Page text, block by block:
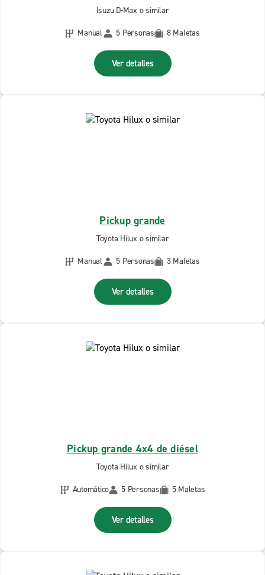
Isuzu D-Max o similar
Manual
5 Personas 8 Maletas
Ver detalles
Pickup grande
Toyota Hilux o similar
Manual
5 Personas 3 Maletas
Ver detalles
Pickup grande 4x4 de diésel
Toyota Hilux o similar
Automático
5 Personas 5 Maletas
Ver detalles